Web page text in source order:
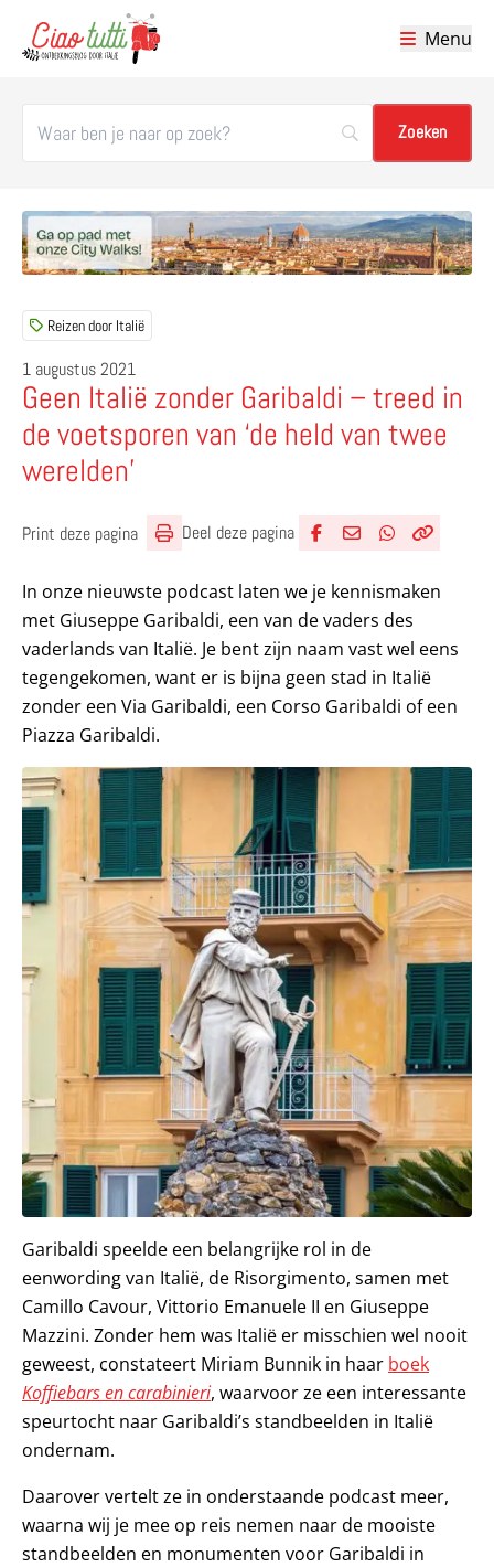
Menu
Reizen door Italië
1 augustus 2021
Geen Italië zonder Garibaldi – treed in
de voetsporen van ‘de held van twee
werelden’
Print deze pagina Deel deze pagina
In onze nieuwste podcast laten we je kennismaken
met Giuseppe Garibaldi, een van de vaders des
vaderlands van Italië. Je bent zijn naam vast wel eens
tegengekomen, want er is bijna geen stad in Italië
zonder een Via Garibaldi, een Corso Garibaldi of een
Piazza Garibaldi.
Garibaldi speelde een belangrijke rol in de
eenwording van Italië, de Risorgimento, samen met
Camillo Cavour, Vittorio Emanuele II en Giuseppe
Mazzini. Zonder hem was Italië er misschien wel nooit
geweest, constateert Miriam Bunnik in haar boek
Koffiebars en carabinieri, waarvoor ze een interessante
speurtocht naar Garibaldi’s standbeelden in Italië
ondernam.
Daarover vertelt ze in onderstaande podcast meer,
waarna wij je mee op reis nemen naar de mooiste
standbeelden en monumenten voor Garibaldi in